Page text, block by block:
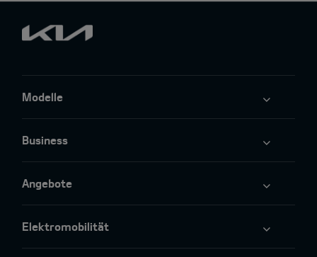
Modelle
Business
Angebote
Elektromobilität